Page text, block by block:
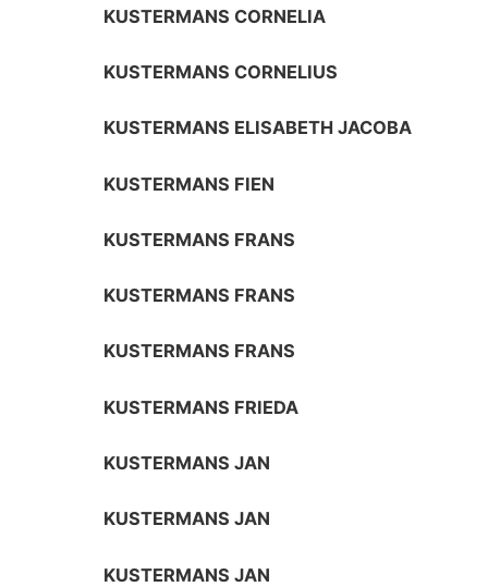
KUSTERMANS CORNELIA
KUSTERMANS CORNELIUS
KUSTERMANS ELISABETH JACOBA
KUSTERMANS FIEN
KUSTERMANS FRANS
KUSTERMANS FRANS
KUSTERMANS FRANS
KUSTERMANS FRIEDA
KUSTERMANS JAN
KUSTERMANS JAN
KUSTERMANS JAN